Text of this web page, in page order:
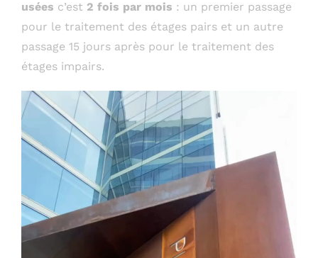
usées c’est 2 fois par mois : un premier passage
pour le traitement des étages pairs et un autre
passage 15 jours après pour le traitement des
étages impairs.
Lecteur
vidéo